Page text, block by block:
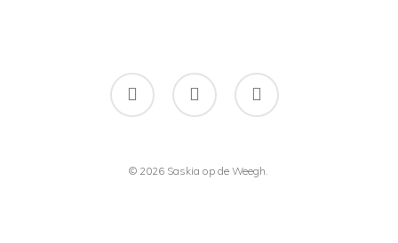
facebook instagram flickr
© 2026 Saskia op de Weegh.